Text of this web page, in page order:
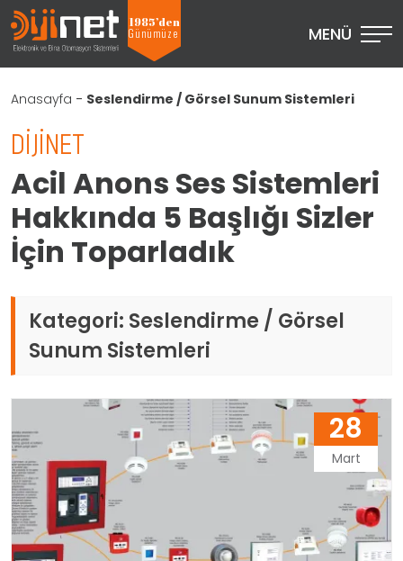
1985’den
Günümüze
MENÜ
Anasayfa - Seslendirme / Görsel Sunum Sistemleri
DIJINET
Acil Anons Ses Sistemleri
Hakkında 5 Başlığı Sizler
İçin Toparladık
Kategori: Seslendirme / Görsel
Sunum Sistemleri
28
Mart